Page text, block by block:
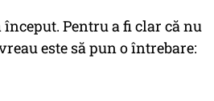
Pentru a fi clar că nu
este să pun o întrebare: